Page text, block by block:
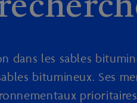
dans les sables
bitumineux. Ses